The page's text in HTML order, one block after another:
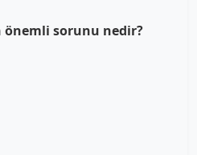
önemli sorunu nedir?